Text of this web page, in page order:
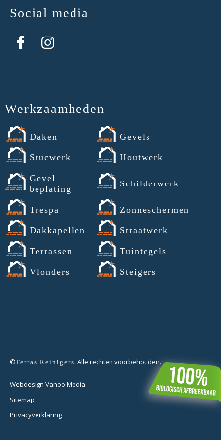
Social media
Werkzaamheden
Daken Gevels
Stucwerk Houtwerk
Gevel
beplating
Schilderwerk
Trespa Zonneschermen
Dakkapellen Straatwerk
Terrassen Tuintegels
Vlonders Steigers
©Terras Reinigers . Alle rechten voorbehouden.
Webdesign Vanoo Media
Sitemap
Privacyverklaring